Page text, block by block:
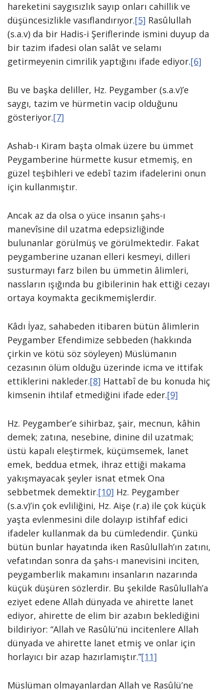
hareketini saygısızlık sayıp onları cahillik ve
düşüncesizlikle vasıflandırıyor.[5] Rasûlullah
(s.a.v) da bir Hadis-i Şeriflerinde ismini duyup da
bir tazim ifadesi olan salât ve selamı
getirmeyenin cimrilik yaptığını ifade ediyor.[6]
Bu ve başka deliller, Hz. Peygamber (s.a.v)’e
saygı, tazim ve hürmetin vacip olduğunu
gösteriyor.[7]
Ashab-ı Kiram başta olmak üzere bu ümmet
Peygamberine hürmette kusur etmemiş, en
güzel teşbihleri ve edebî tazim ifadelerini onun
için kullanmıştır.
Ancak az da olsa o yüce insanın şahs-ı
manevîsine dil uzatma edepsizliğinde
bulunanlar görülmüş ve görülmektedir. Fakat
peygamberine uzanan elleri kesmeyi, dilleri
susturmayı farz bilen bu ümmetin âlimleri,
nassların ışığında bu gibilerinin hak ettiği cezayı
ortaya koymakta gecikmemişlerdir.
Kâdı İyaz, sahabeden itibaren bütün âlimlerin
Peygamber Efendimize sebbeden (hakkında
çirkin ve kötü söz söyleyen) Müslümanın
cezasının ölüm olduğu üzerinde icma ve ittifak
ettiklerini nakleder.[8] Hattabî de bu konuda hiç
kimsenin ihtilaf etmediğini ifade eder.[9]
Hz. Peygamber’e sihirbaz, şair, mecnun, kâhin
demek; zatına, nesebine, dinine dil uzatmak;
üstü kapalı eleştirmek, küçümsemek, lanet
emek, beddua etmek, ihraz ettiği makama
yakışmayacak şeyler isnat etmek Ona
sebbetmek demektir.[10] Hz. Peygamber
(s.a.v)’in çok evliliğini, Hz. Aişe (r.a) ile çok küçük
yaşta evlenmesini dile dolayıp istihfaf edici
ifadeler kullanmak da bu cümledendir. Çünkü
bütün bunlar hayatında iken Rasûlullah’ın zatını,
vefatından sonra da şahs-ı manevisini inciten,
peygamberlik makamını insanların nazarında
küçük düşüren sözlerdir. Bu şekilde Rasûlullah’a
eziyet edene Allah dünyada ve ahirette lanet
ediyor, ahirette de elim bir azabın beklediğini
bildiriyor: “Allah ve Rasûlü’nü incitenlere Allah
dünyada ve ahirette lanet etmiş ve onlar için
horlayıcı bir azap hazırlamıştır.”[11]
Müslüman olmayanlardan Allah ve Rasûlü’ne